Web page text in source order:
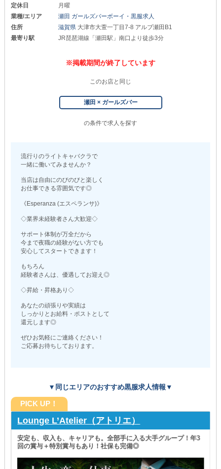
定休日
月曜
業種/エリア
瀬田 ガールズバーボーイ・黒服求人
住所
滋賀県 大津市大萱一丁目7-8 アルブ瀬田B1
最寄り駅
JR琵琶湖線「瀬田駅」南口より徒歩3分
※掲載期間が終了しています
このお店と同じ
瀬田 × ガールズバー
の条件で求人を探す
流行りのライトキャバクラで
一緒に働いてみませんか？
当店は自由にのびのびと楽しく
お仕事できる雰囲気です◎
《Esperanza (エスペランサ)》
◇業界未経験者さん大歓迎◇
サポート体制が万全だから
今まで夜職の経験がない方でも
安心してスタートできます！
もちろん
経験者さんは、優遇してお迎え◎
◇昇給・昇格あり◇
あなたの頑張りや実績は
しっかりとお給料・ポストとして
還元します◎
ぜひお気軽にご連絡ください！
ご応募お待ちしております。
▼同じエリアのおすすめ黒服求人情報▼
PICK UP！
Lounge L’Atelier（アトリエ）
安定も、収入も、キャリアも。全部手に入る大手グループ！年3
回の賞与＋特別賞与もあり！社保も完備◎